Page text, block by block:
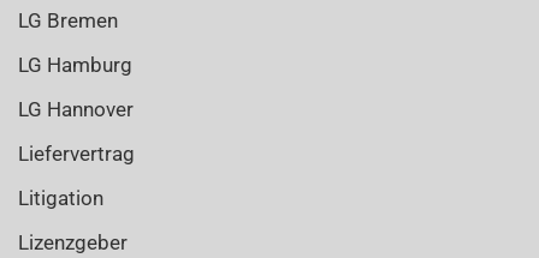
LG Bremen
LG Hamburg
LG Hannover
Liefervertrag
Litigation
Lizenzgeber